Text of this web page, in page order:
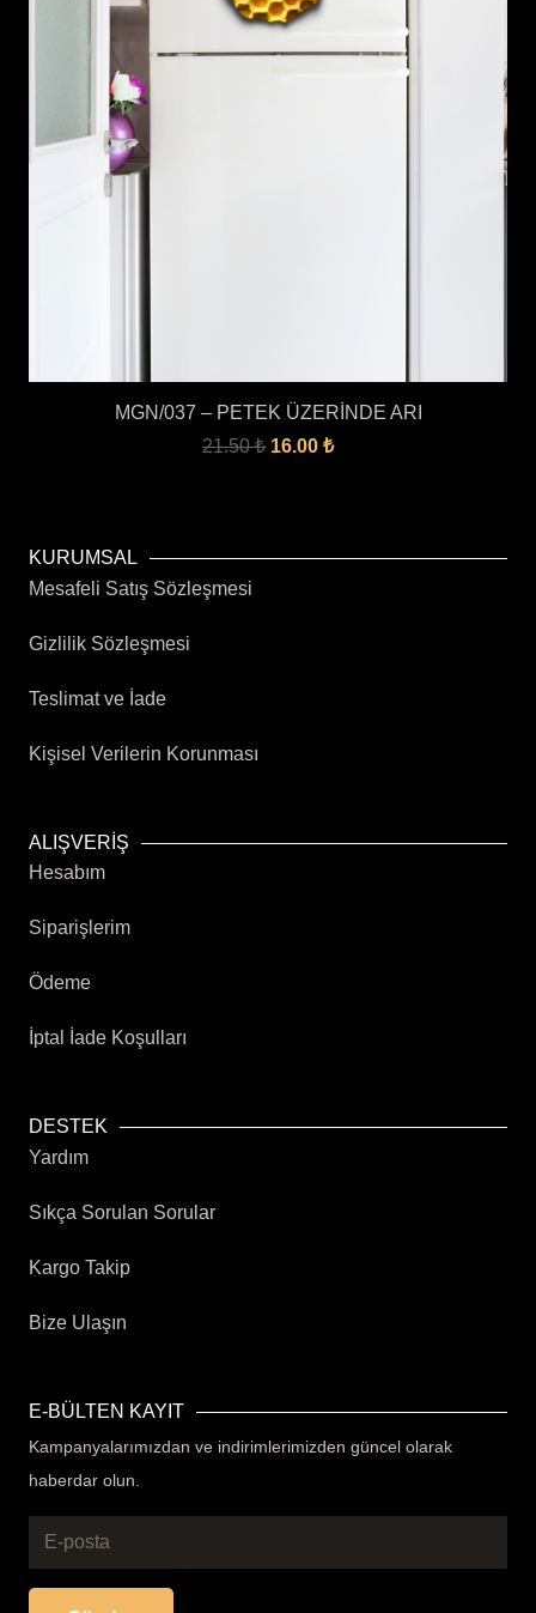
MGN/037 – PETEK ÜZERİNDE ARI
21.50₺ Orijinal
16.00 ₺Şu
KURUMSAL
Mesafeli Satış Sözleşmesi
Gizlilik Sözleşmesi
Teslimat ve İade
Kişisel Verilerin Korunması
ALIŞVERİŞ
Hesabım
Siparişlerim
Ödeme
İptal İade Koşulları
DESTEK
Yardım
Sıkça Sorulan Sorular
Kargo Takip
Bize Ulaşın
E-BÜLTEN KAYIT
Kampanyalarımızdan ve indirimlerimizden güncel olarak
haberdar olun.